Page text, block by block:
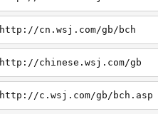
http://cn.wsj.com/gb/bch
http://chinese.wsj.com/gb
http://c.wsj.com/gb/bch.asp